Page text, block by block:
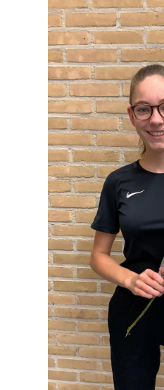
Lidmaatschap / kleding
Contributie
Lestijden
ERELID / LID VAN VERDIENSTE
Diploma/Jubileum/Activiteiten
AVG / VCP / VOG
Gedragscode
VCP
VOG
Privacy Verklaring
Lid worden